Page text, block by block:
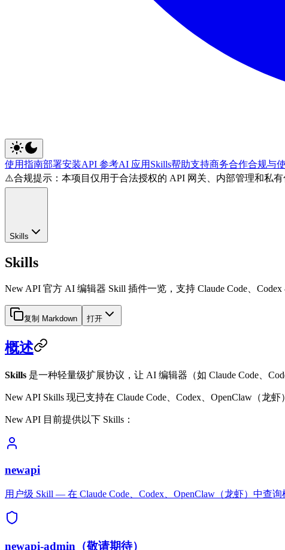
使用指南部署安装API 参考AI 应用 Skills帮助支持商务合作合规与
⚠️合规提示：本项目仅用于合法授权的 API 网关、内部管理和私
Skills
Skills
New API 官方 AI 编辑器 Skill 插件一览，支持 Claude Code、
复制 Markdown 打开
概述
Skills 是一种轻量级扩展协议，让 AI 编辑器（如 Claude Code、
New API Skills 现已支持在 Claude Code、Codex、OpenClaw（
New API 目前提供以下 Skills：
newapi
用户级 Skill — 在 Claude Code、Codex、OpenClaw（龙虾）中查
newapi-admin（敬请期待）